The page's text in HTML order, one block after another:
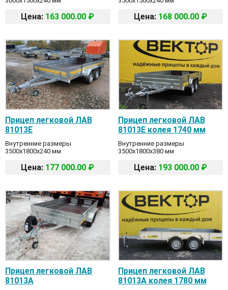
Цена: 163 000.00 ₽ Цена: 168 000.00 ₽
Прицеп легковой ЛАВ
81013E
Внутренние размеры
3500x1800x240 мм
Цена: 177 000.00 ₽
Прицеп легковой ЛАВ
81013E колея 1740 мм
Внутренние размеры
3500x1800x380 мм
Цена: 193 000.00 ₽
Прицеп легковой ЛАВ
81013A
Прицеп легковой ЛАВ
81013A колея 1780 мм